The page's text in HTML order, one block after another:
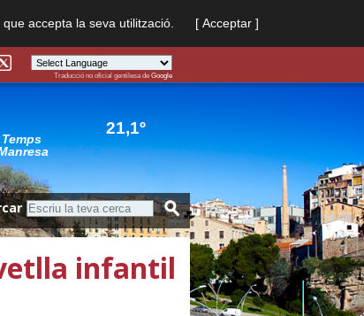
accepta la seva utilització. [ Acceptar ]
Powered by
Traducció no oficial gentilesa de Google
21,1º
infantil